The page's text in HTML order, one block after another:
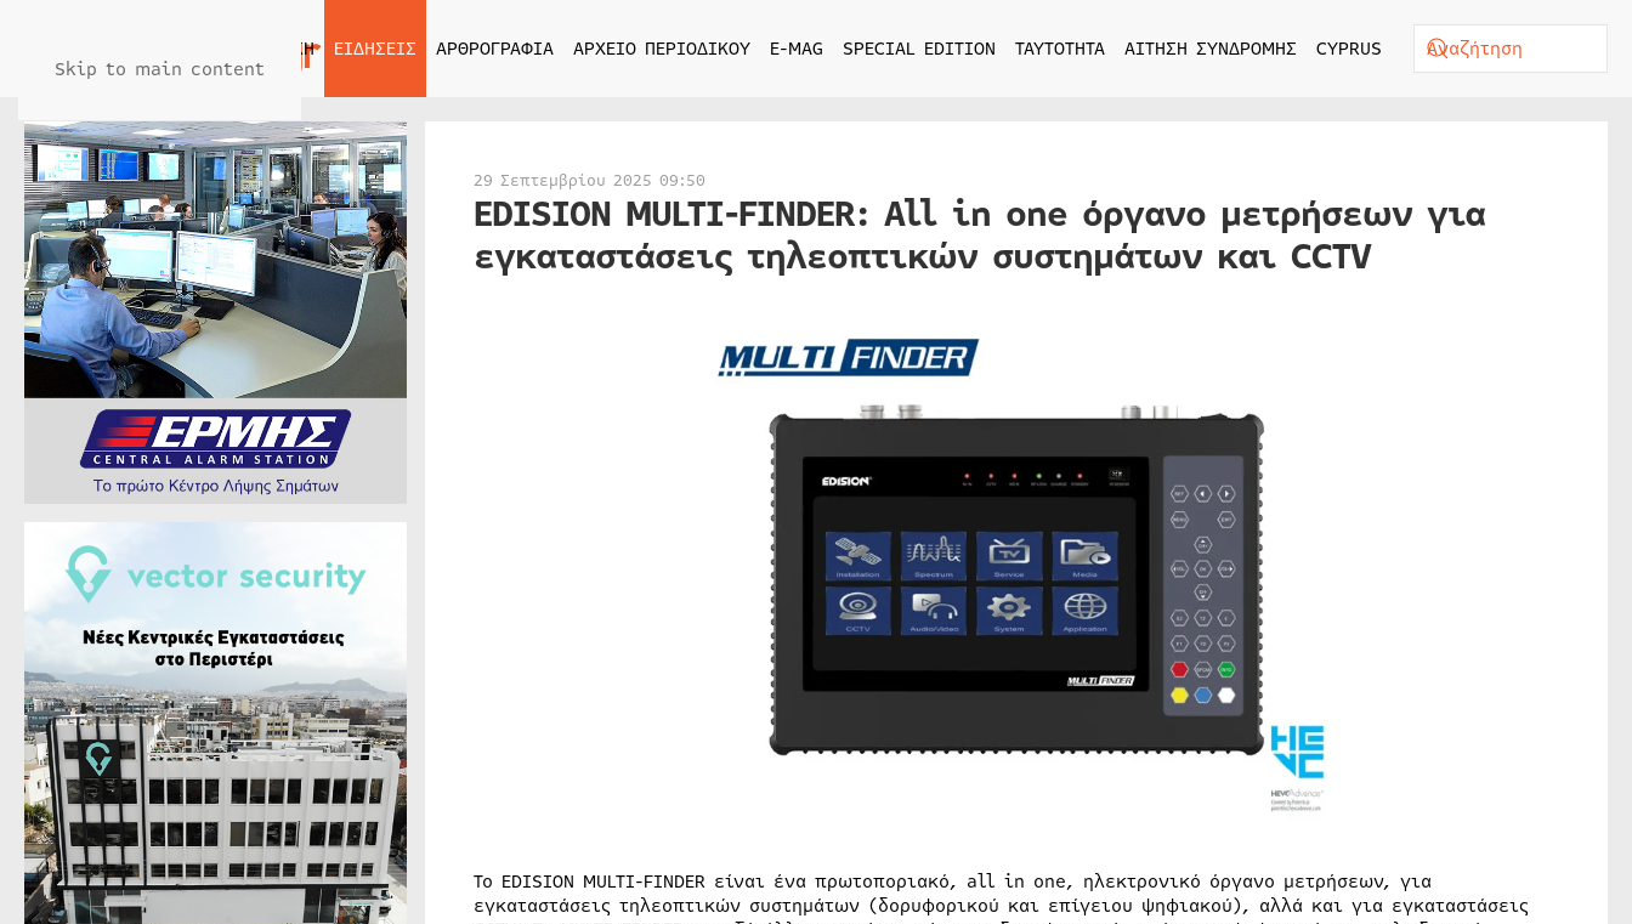
Skip to main content
ΑΡΧΙΚΗ ΕΙΔΗΣΕΙΣ ΑΡΘΡΟΓΡΑΦΙΑ ΑΡΧΕΙΟ ΠΕΡΙΟΔΙΚΟΥ E-MAG SPECIAL EDITION ΤΑΥΤΟΤΗΤΑ ΑΙΤΗΣΗ ΣΥΝΔΡΟΜΗΣ CYPRUS
29 Σεπτεμβρίου 2025 09:50
EDISION MULTI-FINDER: All in one όργανο μετρήσεων για
εγκαταστάσεις τηλεοπτικών συστημάτων και CCTV
Το EDISION MULTI-FINDER είναι ένα πρωτοποριακό, all in one, ηλεκτρονικό όργανο μετρήσεων, για
εγκαταστάσεις τηλεοπτικών συστημάτων (δορυφορικού και επίγειου ψηφιακού), αλλά και για εγκαταστάσεις